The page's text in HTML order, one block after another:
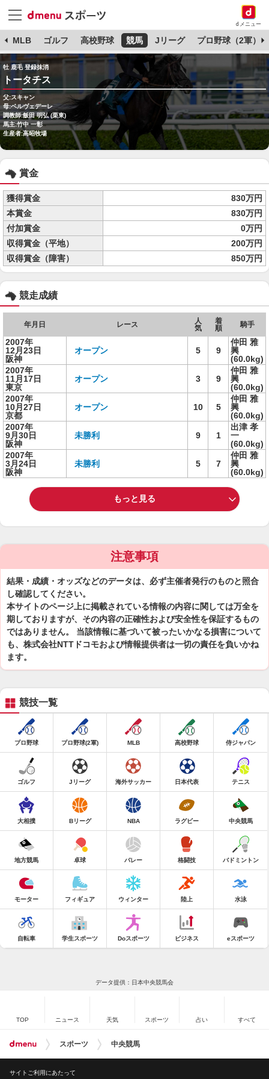
dメニュー
MLB ゴルフ 高校野球 競馬 Jリーグ プロ野球（2軍）
牡 鹿毛 登録抹消
トータチス
父:スキャン
母:ベルヴェデーレ
調教師:飯田 明弘 (栗東)
馬主:竹中 一彰
生産者:高昭牧場
賞金
獲得賞金
830万円
本賞金
830万円
付加賞金
0万円
収得賞金（平地）
200万円
収得賞金（障害）
850万円
競走成績
年月日 レース
人
気
着
順
騎手
2007年
12月23日
阪神
オープン 5 9
仲田 雅
興
(60.0kg)
2007年
11月17日
東京
オープン 3 9
仲田 雅
興
(60.0kg)
2007年
10月27日
京都
オープン 10 5
仲田 雅
興
(60.0kg)
2007年
9月30日
阪神
未勝利 9 1
出津 孝
一
(60.0kg)
2007年
3月24日
阪神
未勝利 5 7
仲田 雅
興
(60.0kg)
もっと見る
注意事項
結果・成績・オッズなどのデータは、必ず主催者発行のものと照合
し確認してください。
本サイトのページ上に掲載されている情報の内容に関しては万全を
期しておりますが、その内容の正確性および安全性を保証するもの
ではありません。 当該情報に基づいて被ったいかなる損害について
も、株式会社NTTドコモおよび情報提供者は一切の責任を負いかね
ます。
競技一覧
プロ野球 プロ野球(2軍) MLB 高校野球 侍ジャパン
ゴルフ Jリーグ 海外サッカー 日本代表 テニス
大相撲 Bリーグ NBA ラグビー 中央競馬
地方競馬 卓球 バレー 格闘技 バドミントン
モーター フィギュア ウィンター 陸上 水泳
自転車 学生スポーツ Doスポーツ ビジネス eスポーツ
データ提供：日本中央競馬会
TOP ニュース 天気 スポーツ 占い すべて
スポーツ 中央競馬
サイトご利用にあたって